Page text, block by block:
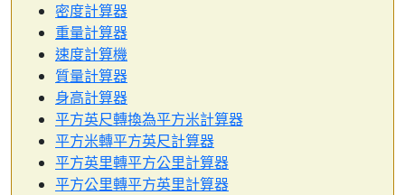
密度計算器
重量計算器
速度計算機
質量計算器
身高計算器
平方英尺轉換為平方米計算器
平方米轉平方英尺計算器
平方英里轉平方公里計算器
平方公里轉平方英里計算器